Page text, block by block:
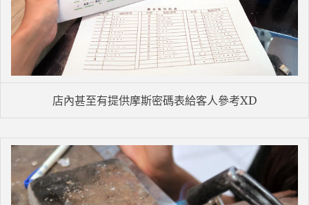
店內甚至有提供摩斯密碼表給客人參考XD